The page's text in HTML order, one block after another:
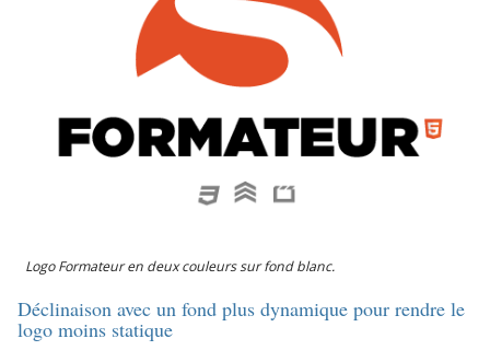
Logo Formateur en deux couleurs sur fond blanc.
Déclinaison avec un fond plus dynamique pour rendre le
logo moins statique